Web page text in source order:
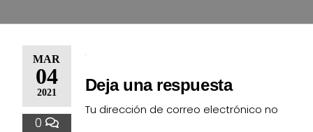
MAR
04
2021
0
Deja una respuesta
Tu dirección de correo electrónico no